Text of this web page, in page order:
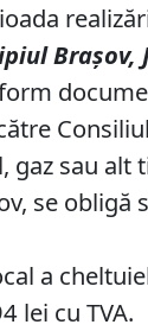
Brașov,
sau
se
a
lei cu TVA.